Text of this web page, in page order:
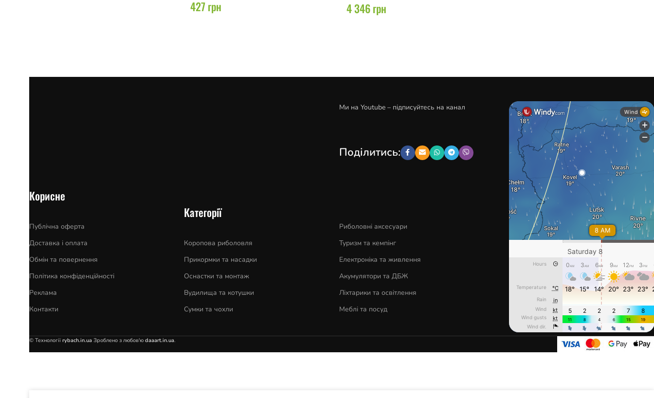
427грн 4 346грн
Ми на Youtube – підписуйтесь на канал
Поділитись:
Корисне
Публічна оферта
Доставка і оплата
Обмін та повернення
Політика конфіденційності
Реклама
Контакти
Категорії
Коропова риболовля
Прикормки та насадки
Оснастки та монтаж
Вудилища та котушки
Сумки та чохли
Риболовні аксесуари
Туризм та кемпінг
Електроніка та живлення
Акумулятори та ДБЖ
Ліхтарики та освітлення
Меблі та посуд
© Технології rybach.in.ua Зроблено з любов'ю daaart.in.ua.